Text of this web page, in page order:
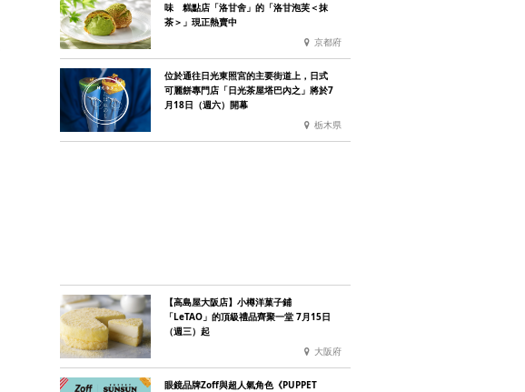
味 糕點店「洛甘舍」的「洛甘泡芙＜抹
茶＞」現正熱賣中
京都府
位於通往日光東照宮的主要街道上，日式
可麗餅專門店「日光茶屋塔巴內之」將於7
月18日（週六）開幕
栃木県
【高島屋大阪店】小樽洋菓子鋪
「LeTAO」的頂級禮品齊聚一堂 7月15日
（週三）起
大阪府
眼鏡品牌Zoff與超人氣角色《PUPPET